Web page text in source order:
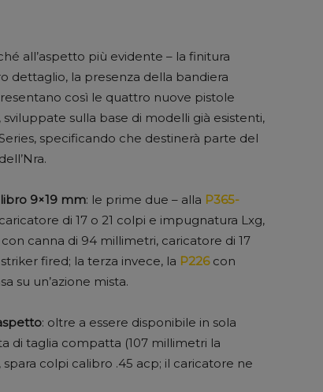
all’aspetto più evidente – la finitura
dettaglio, la presenza della bandiera
così le quattro nuove pistole
sulla base di modelli già esistenti,
specificando che destinerà parte del
9×19 mm: le prime due – alla P365-
di 17 o 21 colpi e impugnatura Lxg,
canna di 94 millimetri, caricatore di 17
fired; la terza invece, la P226con
su un’azione mista.
: oltre a essere disponibile in sola
di taglia compatta (107 millimetri la
colpi calibro .45 acp; il caricatore ne